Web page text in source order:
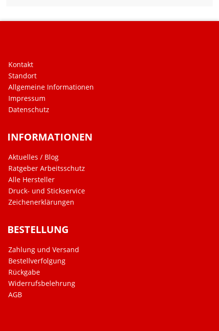
Kontakt
Standort
Allgemeine Informationen
Impressum
Datenschutz
INFORMATIONEN
Aktuelles / Blog
Ratgeber Arbeitsschutz
Alle Hersteller
Druck- und Stickservice
Zeichenerklärungen
BESTELLUNG
Zahlung und Versand
Bestellverfolgung
Rückgabe
Widerrufsbelehrung
AGB